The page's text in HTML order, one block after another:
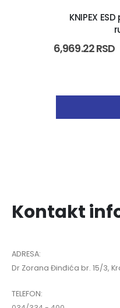
KNIPEX
6,969.22RSD
Kontakt
ADRESA:
Dr Zorana Đinđića br. 15/3,
TELEFON: